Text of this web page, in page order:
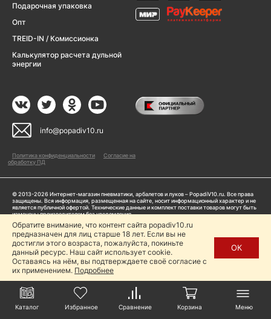
Подарочная упаковка
Опт
TREID-IN / Комиссионка
Калькулятор расчета дульной
энергии
info@popadiv10.ru
Политика конфиденциальности
Согласие на
обработку ПД
© 2013-2026 Интернет-магазин пневматики, арбалетов и луков – PopadiV10.ru. Все права
защищены. Вся информация, размещенная на сайте, носит информационный характер и не
является публичной офертой. Технические данные и комплект поставки товаров могут быть
изменены производителем без уведомления
Пользуясь сайтом Popadiv10.ru, пользователь автоматически соглашается с условиями,
прописанными в
Политике конфиденциальности
Копирование любой информации (тексты, фото, видео и др.) с сайта Popadiv10 запрещено,
за исключением наличия письменного согласия администрации сайта Popadiv10.
Каталог Избранное Сравнение Корзина Меню
Обратите внимание, что контент сайта popadiv10.ru
предназначен для лиц старше 18 лет. Если вы не
достигли этого возраста, пожалуйста, покиньте
данный ресурс. Наш сайт использует cookie.
Оставаясь на нём, вы подтверждаете своё согласие с
их применением. Подробнее
ОК